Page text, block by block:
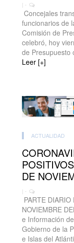
| -
Concejales
funcionarios de
Comisión de
celebró, hoy
de Presupuesto
Leer [+]
ACTUALIDAD
DE
| -
PARTE
NOVIEMBRE
e Información
Gobierno de la
e Islas del